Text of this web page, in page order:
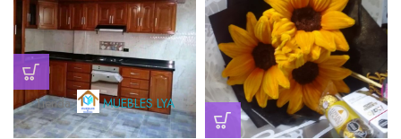
Tienda: MUEBLES LYA